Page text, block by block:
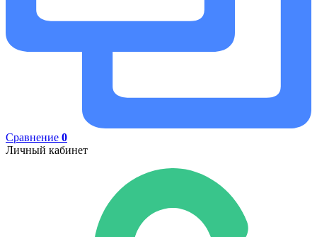
Сравнение 0
Личный кабинет